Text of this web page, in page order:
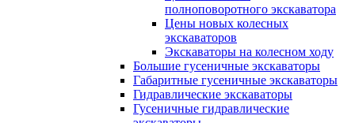
полноповоротного экскаватора
Цены новых колесных
экскаваторов
Экскаваторы на колесном ходу
Большие гусеничные экскаваторы
Габаритные гусеничные экскаваторы
Гидравлические экскаваторы
Гусеничные гидравлические